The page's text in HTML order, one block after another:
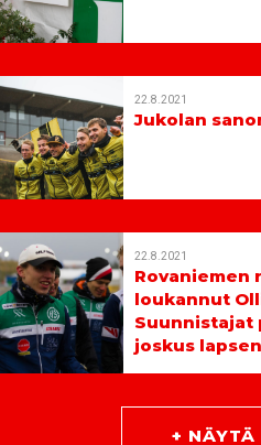
22.8.2021
Jukolan
22.8.2021
Rovaniemen
loukannut
Suunnistajat
joskus
+